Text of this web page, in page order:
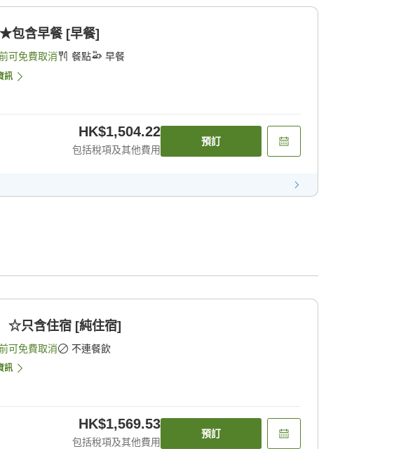
包含早餐 [早餐]
可免費取消 餐點 早餐
訊
HK$1,504.22
包括稅項及其他費用
預訂
☆只含住宿 [純住宿]
可免費取消 不連餐飲
訊
HK$1,569.53
包括稅項及其他費用
預訂